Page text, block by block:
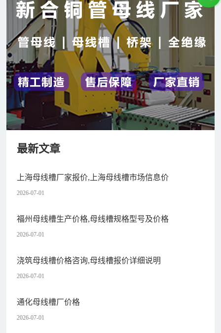
最新文章
上海母线槽厂家报价,上海母线槽市场信息价
2026-07-01
福州母线槽生产价格,母线槽规格型号及价格
2026-07-01
浇筑母线槽价格咨询,母线槽报价详细说明
2026-07-01
通化母线槽厂价格
2026-07-01